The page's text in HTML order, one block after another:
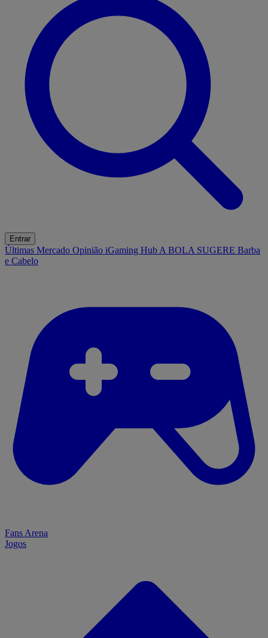
Entrar
Últimas Mercado Opinião iGaming Hub A BOLA SUGERE Barba
e Cabelo
Fans Arena
Jogos